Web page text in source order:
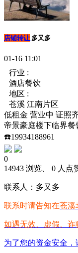
店铺转让 多又多
01-16 11:01
行业 :
酒店餐饮
地区 :
苍溪 江南片区
低租金 营业中 证照
帝景豪庭楼下临界
☎️19934188961
0
14943 浏览、 0 人点
联系人：多又多
联系时请告知在苍溪
如遇无效、虚假、
为了您的资金安全